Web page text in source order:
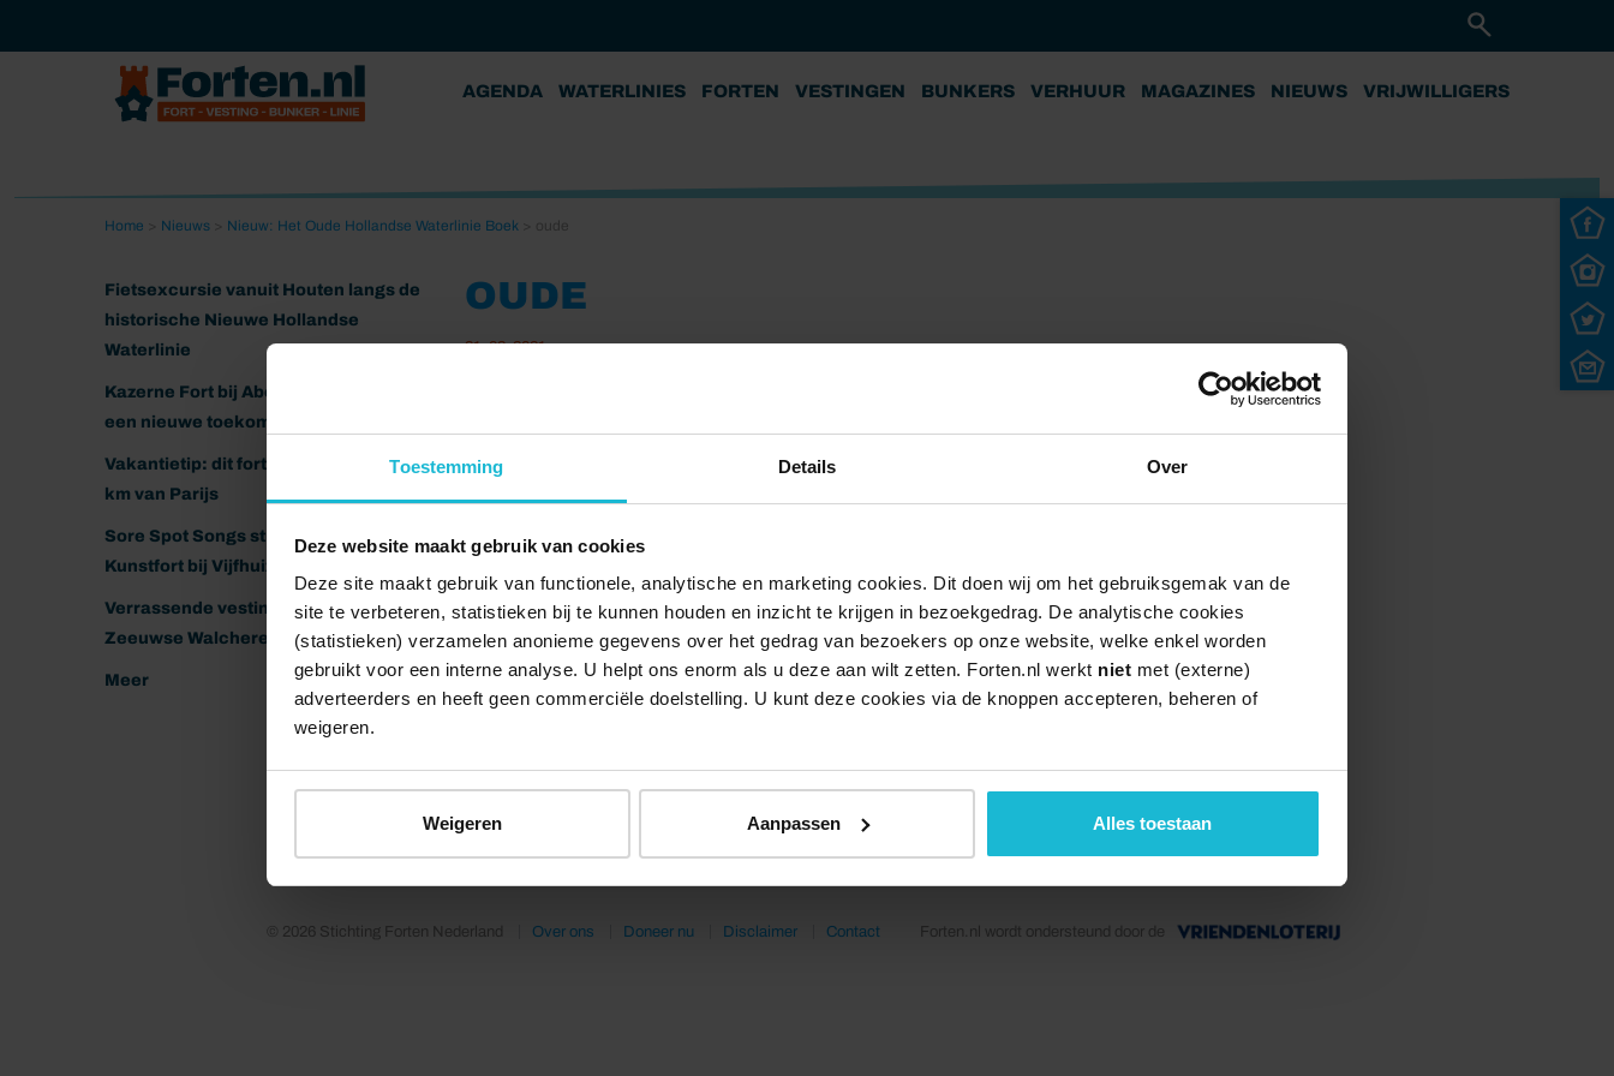
Toestemming Details Over
Deze website maakt gebruik van cookies
Deze site maakt gebruik van functionele, analytische en marketing cookies. Dit doen wij om het gebruiksgemak van de
site te verbeteren, statistieken bij te kunnen houden en inzicht te krijgen in bezoekgedrag. De analytische cookies
(statistieken) verzamelen anonieme gegevens over het gedrag van bezoekers op onze website, welke enkel worden
gebruikt voor een interne analyse. U helpt ons enorm als u deze aan wilt zetten. Forten.nl werkt niet met (externe)
adverteerders en heeft geen commerciële doelstelling. U kunt deze cookies via de knoppen accepteren, beheren of
weigeren.
Weigeren Aanpassen Alles toestaan
AGENDA WATERLINIES FORTEN VESTINGEN BUNKERS VERHUUR MAGAZINES NIEUWS VRIJWILLIGERS
Home Nieuws Nieuw: Het Oude Hollandse Waterlinie Boek
Fietsexcursie vanuit Houten langs de
historische Nieuwe Hollandse
Waterlinie
Kazerne Fort bij Abcoude klaar voor
een nieuwe toekomst
Vakantietip: dit fort ligt nog geen 20
km van Parijs
Sore Spot Songs strijkt neer op het
Kunstfort bij Vijfhuizen
Verrassende vestingen van het
Zeeuwse Walcheren
Meer
OUDE
31-03-2021
© 2026 Stichting Forten Nederland Over ons Doneer nu Disclaimer Contact Forten.nl wordt ondersteund door de